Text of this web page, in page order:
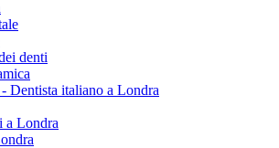
denti
Dentista italiano a Londra
a Londra